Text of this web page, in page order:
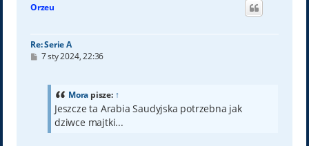
Orzeu
Re: Serie A
P7 sty 2024, 22:36
Mora pisze: ↑
Jeszcze ta Arabia Saudyjska potrzebna jak
dziwce majtki...